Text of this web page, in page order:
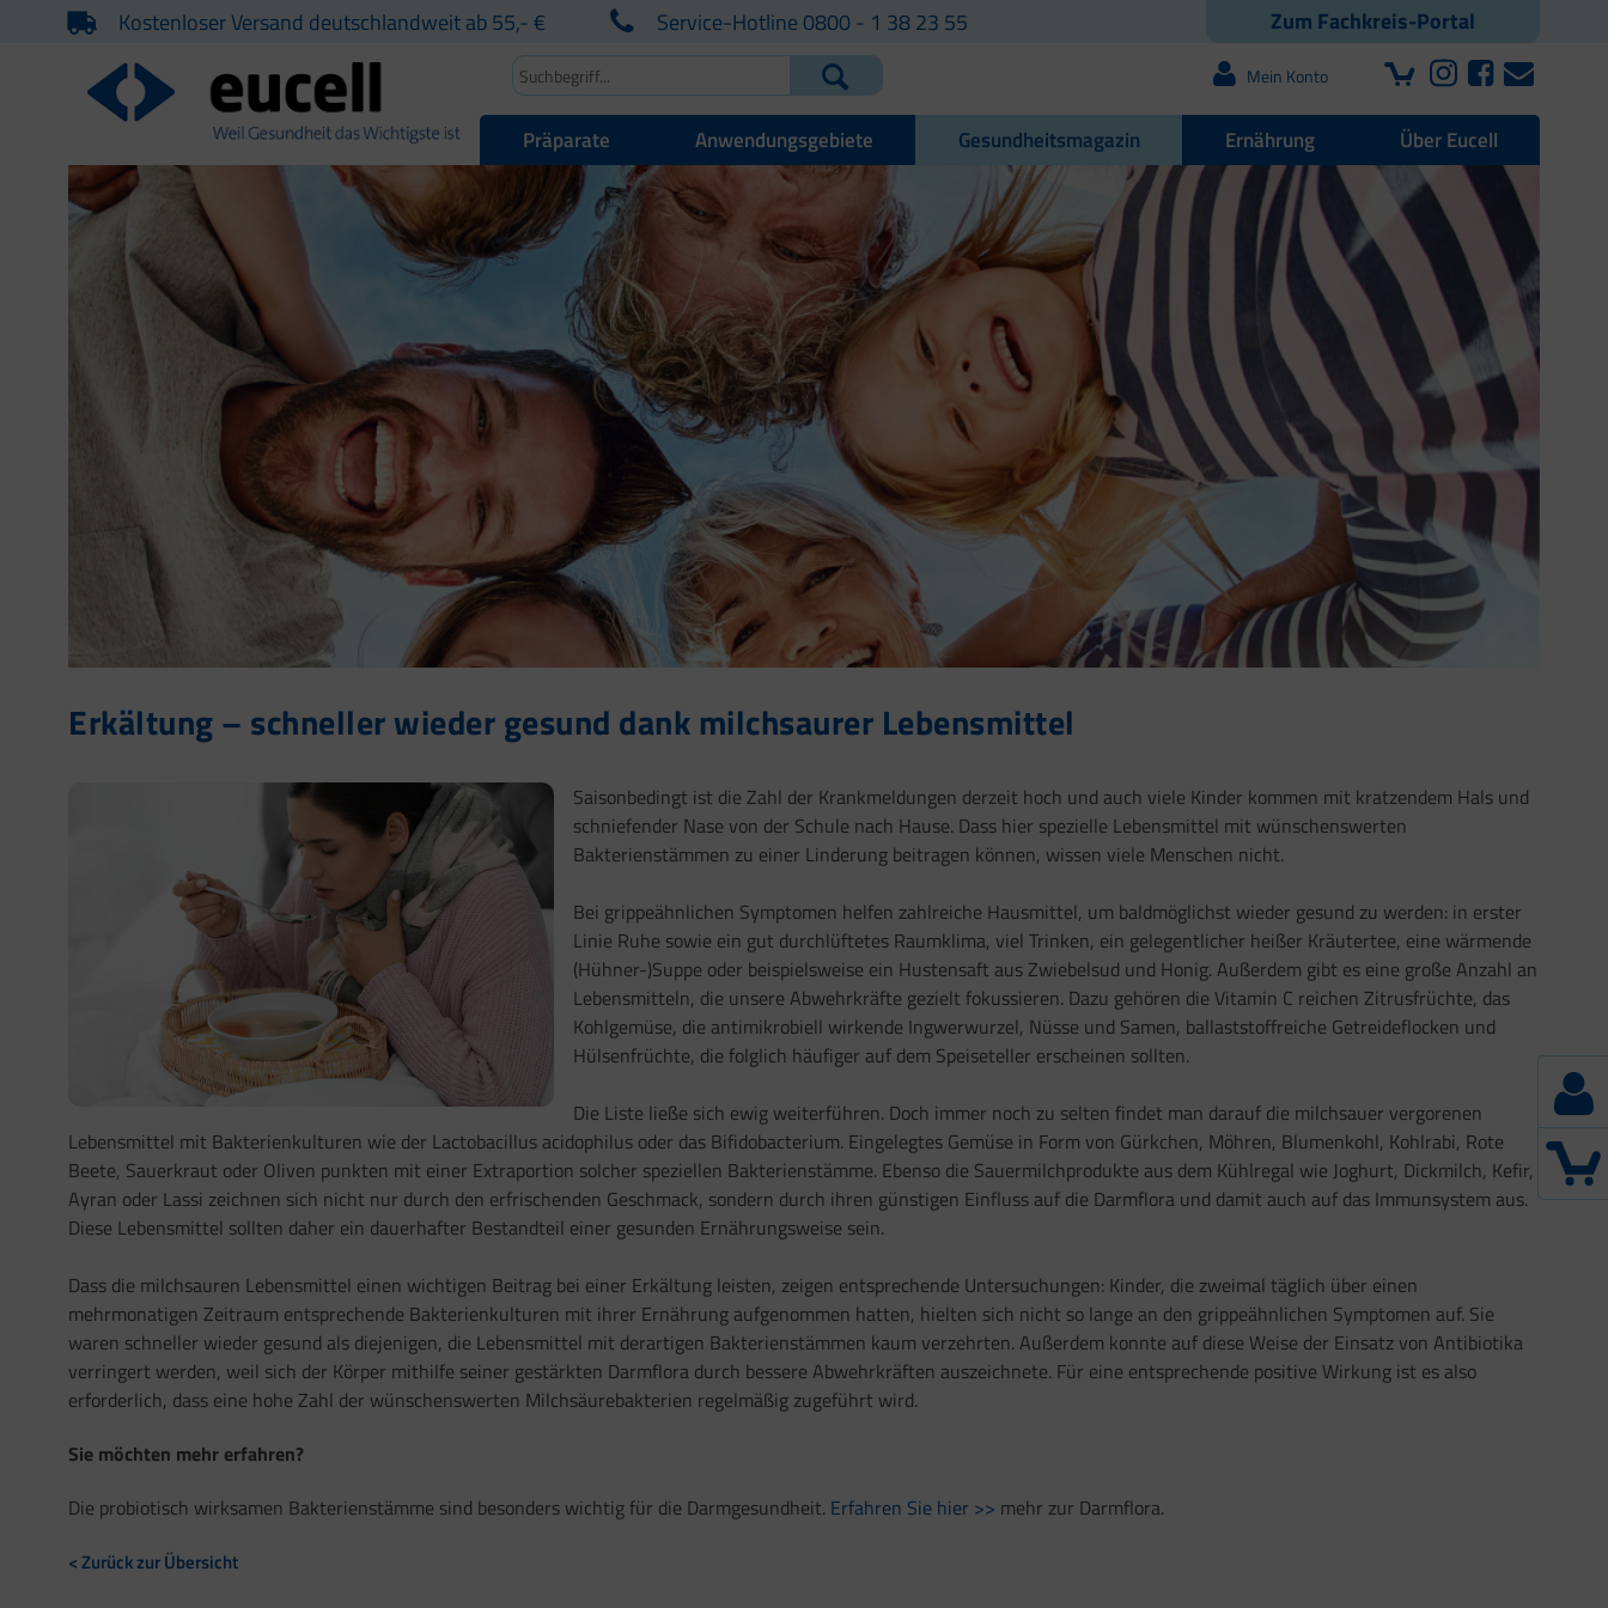
Zum Fachkreis-Portal
Kostenloser Versand deutschlandweit ab 55,- € Service-Hotline 0800 - 1 38 23 55
Mein Konto
Präparate Anwendungsgebiete Gesundheitsmagazin Ernährung Über Eucell
Erkältung – schneller wieder gesund dank milchsaurer Lebensmittel
Saisonbedingt ist die Zahl der Krankmeldungen derzeit hoch und auch viele Kinder kommen mit kratzendem Hals und
schniefender Nase von der Schule nach Hause. Dass hier spezielle Lebensmittel mit wünschenswerten
Bakterienstämmen zu einer Linderung beitragen können, wissen viele Menschen nicht.
Bei grippeähnlichen Symptomen helfen zahlreiche Hausmittel, um baldmöglichst wieder gesund zu werden: in erster
Linie Ruhe sowie ein gut durchlüftetes Raumklima, viel Trinken, ein gelegentlicher heißer Kräutertee, eine wärmende
(Hühner-)Suppe oder beispielsweise ein Hustensaft aus Zwiebelsud und Honig. Außerdem gibt es eine große Anzahl an
Lebensmitteln, die unsere Abwehrkräfte gezielt fokussieren. Dazu gehören die Vitamin C reichen Zitrusfrüchte, das
Kohlgemüse, die antimikrobiell wirkende Ingwerwurzel, Nüsse und Samen, ballaststoffreiche Getreideflocken und
Hülsenfrüchte, die folglich häufiger auf dem Speiseteller erscheinen sollten.
Die Liste ließe sich ewig weiterführen. Doch immer noch zu selten findet man darauf die milchsauer vergorenen
Lebensmittel mit Bakterienkulturen wie der Lactobacillus acidophilus oder das Bifidobacterium. Eingelegtes Gemüse in Form von Gürkchen, Möhren, Blumenkohl, Kohlrabi, Rote
Beete, Sauerkraut oder Oliven punkten mit einer Extraportion solcher speziellen Bakterienstämme. Ebenso die Sauermilchprodukte aus dem Kühlregal wie Joghurt, Dickmilch, Kefir,
Ayran oder Lassi zeichnen sich nicht nur durch den erfrischenden Geschmack, sondern durch ihren günstigen Einfluss auf die Darmflora und damit auch auf das Immunsystem aus.
Diese Lebensmittel sollten daher ein dauerhafter Bestandteil einer gesunden Ernährungsweise sein.
Dass die milchsauren Lebensmittel einen wichtigen Beitrag bei einer Erkältung leisten, zeigen entsprechende Untersuchungen: Kinder, die zweimal täglich über einen
mehrmonatigen Zeitraum entsprechende Bakterienkulturen mit ihrer Ernährung aufgenommen hatten, hielten sich nicht so lange an den grippeähnlichen Symptomen auf. Sie
waren schneller wieder gesund als diejenigen, die Lebensmittel mit derartigen Bakterienstämmen kaum verzehrten. Außerdem konnte auf diese Weise der Einsatz von Antibiotika
verringert werden, weil sich der Körper mithilfe seiner gestärkten Darmflora durch bessere Abwehrkräften auszeichnete. Für eine entsprechende positive Wirkung ist es also
erforderlich, dass eine hohe Zahl der wünschenswerten Milchsäurebakterien regelmäßig zugeführt wird.
Sie möchten mehr erfahren?
Die probiotisch wirksamen Bakterienstämme sind besonders wichtig für die Darmgesundheit. Erfahren Sie hier >> mehr zur Darmflora.
< Zurück zur Übersicht